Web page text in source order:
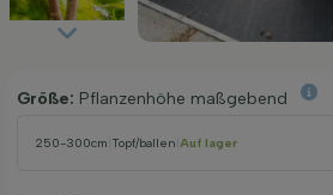
Größe: Pflanzenhöhe maßgebend
250-300cm Topf/ballen Auf lager